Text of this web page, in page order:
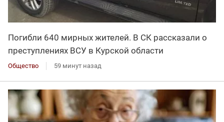
Погибли 640 мирных жителей. В СК рассказали о
преступлениях ВСУ в Курской области
Общество 59 минут назад